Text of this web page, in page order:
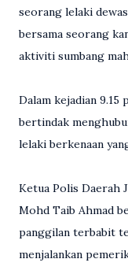
seorang lelaki
bersama seorang
aktiviti sumbang
Dalam kejadian
bertindak
lelaki berkenaan
Ketua Polis Daerah
Mohd Taib Ahmad
panggilan terbabit
menjalankan